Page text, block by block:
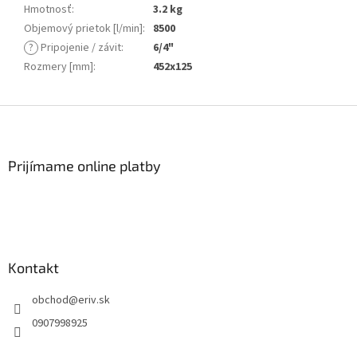
Hmotnosť:
3.2 kg
Objemový prietok [l/min]: 8500
? Pripojenie / závit:
6/4"
Rozmery [mm]: 452x125
Prijímame online platby
Kontakt
obchod@eriv.sk
0907998925